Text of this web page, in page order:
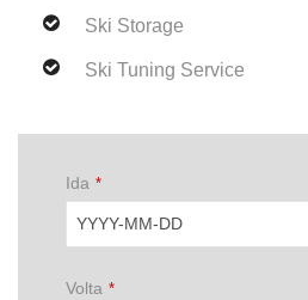
Ski Storage
Ski Tuning Service
Ida *
Volta *